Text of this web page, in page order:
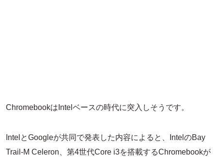
ChromebookはIntelベースの時代に突入しそうです。
IntelとGoogleが共同で発表した内容によると、IntelのBay
Trail-M Celeron、第4世代Core i3を搭載するChromebookが